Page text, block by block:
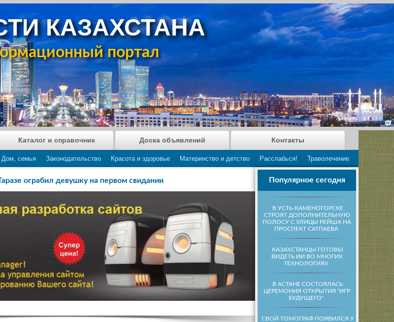
КАЗАХСТАНА
портал
Дом, семья Законодательство Красота и здоровье Материнство и детство Расслабься! Траволечение
Каталог и справочник Доска объявлений Контакты
Популярное сегодня
В УСТЬ-КАМЕНОГОРСКЕ
СТРОЯТ ДОПОЛНИТЕЛЬНУЮ
ПОЛОСУ С УЛИЦЫ РЕЙША НА
ПРОСПЕКТ САТПАЕВА
КАЗАХСТАНЦЫ ГОТОВЫ
ВИДЕТЬ ИИ ВО МНОГИХ
ТЕХНОЛОГИЯХ
В АСТАНЕ СОСТОЯЛАСЬ
ЦЕРЕМОНИЯ ОТКРЫТИЯ "ИГР
БУДУЩЕГО"
СВОЙ ТОМОГРАФ ПОЯВИЛСЯ У
ограбил девушку на первом свидании